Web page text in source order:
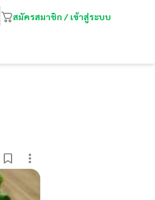
สมัครสมาชิก / เข้าสู่ระบบ